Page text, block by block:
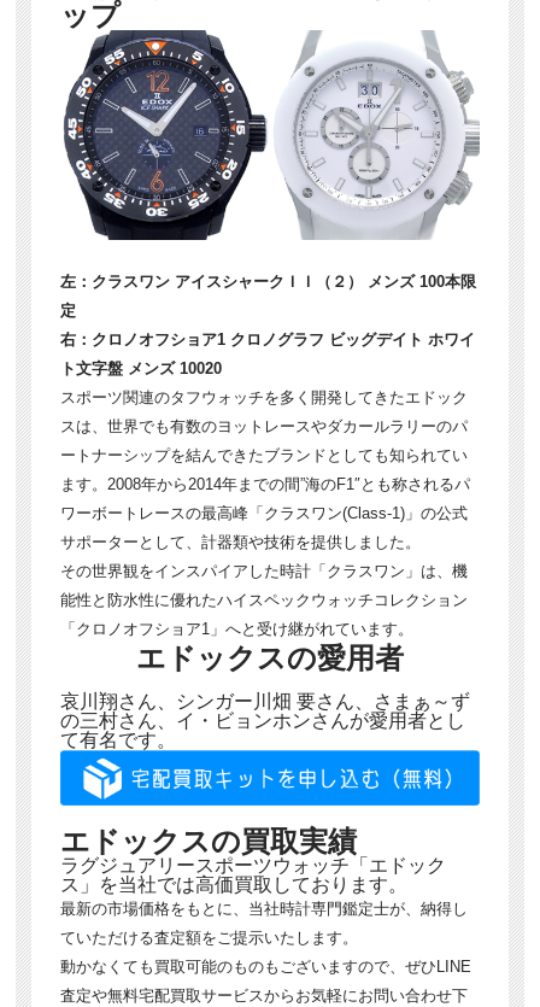
ップ
左：クラスワン アイスシャークＩＩ（２） メンズ 100本限
定
右：クロノオフショア1 クロノグラフ ビッグデイト ホワイ
ト文字盤 メンズ 10020
スポーツ関連のタフウォッチを多く開発してきたエドック
スは、世界でも有数のヨットレースやダカールラリーのパ
ートナーシップを結んできたブランドとしても知られてい
ます。2008年から2014年までの間”海のF1″とも称されるパ
ワーボートレースの最高峰「クラスワン(Class-1)」の公式
サポーターとして、計器類や技術を提供しました。
その世界観をインスパイアした時計「クラスワン」は、機
能性と防水性に優れたハイスペックウォッチコレクション
「クロノオフショア1」へと受け継がれています。
エドックスの愛用者
哀川翔さん、シンガー川畑 要さん、さまぁ～ず
の三村さん、イ・ビョンホンさんが愛用者とし
て有名です。
エドックスの買取実績
ラグジュアリースポーツウォッチ「エドック
ス」を当社では高価買取しております。
最新の市場価格をもとに、当社時計専門鑑定士が、納得し
ていただける査定額をご提示いたします。
動かなくても買取可能のものもございますので、ぜひLINE
査定や無料宅配買取サービスからお気軽にお問い合わせ下